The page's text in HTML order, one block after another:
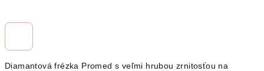
Diamantová frézka Promed s veľmi hrubou zrnitosťou na